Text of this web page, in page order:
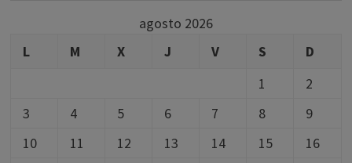
agosto 2026
L
M X J V S
D
1
2
3
4 5 6 7 8
9
10
11 12 13 14 15
16